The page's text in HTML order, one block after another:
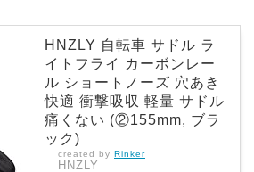
HNZLY 自転車 サドル ラ
イトフライ カーボンレー
ル ショートノーズ 穴あき
快適 衝撃吸収 軽量 サドル
痛くない (②155mm, ブラ
ック)
created by Rinker
HNZLY